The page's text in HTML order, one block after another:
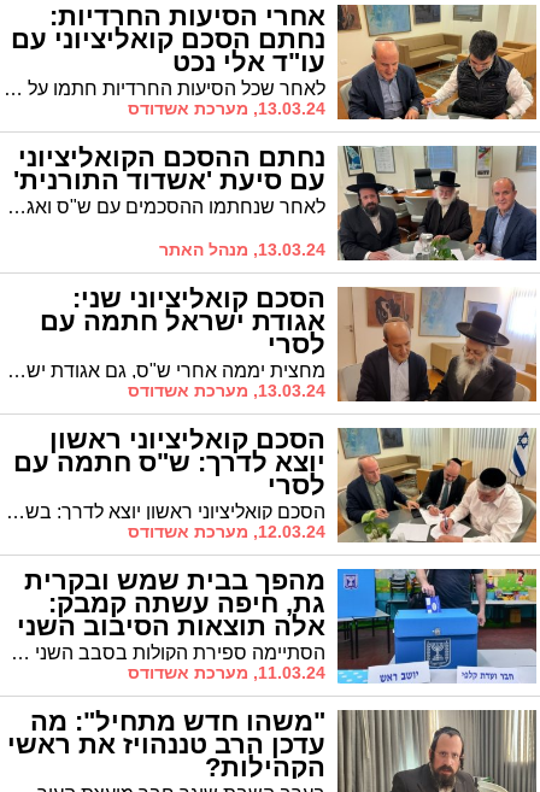
אחרי הסיעות החרדיות:
נחתם הסכם קואליציוני עם
עו"ד אלי נכט
לאחר שכל הסיעות החרדיות חתמו על ההסכם הקואליציוני, נחתם בשעה האחרונה הסכם קואליציוני נוסף עם סיעת עתיד אשדוד, בראשות עו״ד אלי נכט. אלו התיקים שיקבלו
13.03.24, מערכת אשדודס
נחתם ההסכם הקואליציוני
עם סיעת 'אשדוד התורנית'
לאחר שנחתמו ההסכמים עם ש"ס ואגו"י, נחתם בשעה זו ההסכם עם 'אשדוד התורנית'. בין ההישגים: שמירה על אופיה היהודי של העיר ושלל תפקידים מהותיים ובהתאם להבטחתה של הסיעה שחרתה על דגלה את שיפור השירות לתושב החרדי תוך שוויוניות מליאה
13.03.24, מנהל האתר
הסכם קואליציוני שני:
אגודת ישראל חתמה עם
לסרי
מחצית יממה אחרי ש"ס, גם אגודת ישראל חתמה על הסכם קואליציוני עם ראש העיר ד"ר לסרי. ההסכם נחתם בין ראש העיר ליו"ר אגודת ישראל הרב יחיאל ווינגרטן שייצג את הסיעה. אלו התיקים שתקבל הסיעה
13.03.24, מערכת אשדודס
הסכם קואליציוני ראשון
יוצא לדרך: ש"ס חתמה עם
לסרי
הסכם קואליציוני ראשון יוצא לדרך: בשעה האחרונה נחתם הסכם קואליציוני ראשון עם סיעת ש״ס -הסיעה הגדולה ביותר במועצת העיר. אלו התיקים שתקבל ש"ס
12.03.24, מערכת אשדודס
מהפך בבית שמש ובקרית
גת, חיפה עשתה קמבק:
אלה תוצאות הסיבוב השני
הסתיימה ספירת הקולות בסבב השני של הבחירות המקומיות. אחוז ההצבעה בבית שמש עומד על 60.7%, בקריית גת 53.1%, ברחובות 47.7%, בפרדס חנה-כרכור 45.8%, בנס ציונה 42.5%, ברמלה 40.3% ובחיפה 28.6%
11.03.24, מערכת אשדודס
"משהו חדש מתחיל": מה
עדכן הרב טננהויז את ראשי
הקהילות?